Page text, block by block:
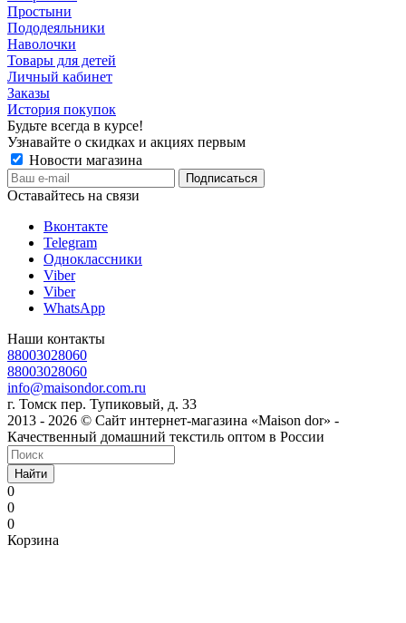
Простыни
Пододеяльники
Наволочки
Товары для детей
Личный кабинет
Заказы
История покупок
Будьте всегда в курсе!
Узнавайте о скидках и акциях первым
Новости магазина
Оставайтесь на связи
Вконтакте
Telegram
Одноклассники
Viber
Viber
WhatsApp
Наши контакты
88003028060
88003028060
info@maisondor.com.ru
г. Томск пер. Тупиковый, д. 33
2013 - 2026 © Сайт интернет-магазина «Maison dor» -
Качественный домашний текстиль оптом в России
Найти
0
0
0
Корзина